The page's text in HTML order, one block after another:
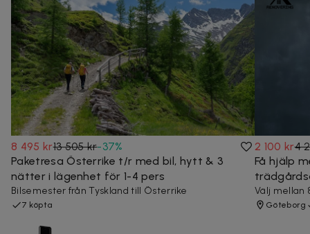
8 495 kr13 505 kr-37%
Paketresa Österrike t/r med bil, hytt & 3
nätter i lägenhet för 1-4 pers
Bilsemester från Tyskland till Österrike
7 köpta
2 100 kr4
Få hjälp
Välj mellan
Göteborg